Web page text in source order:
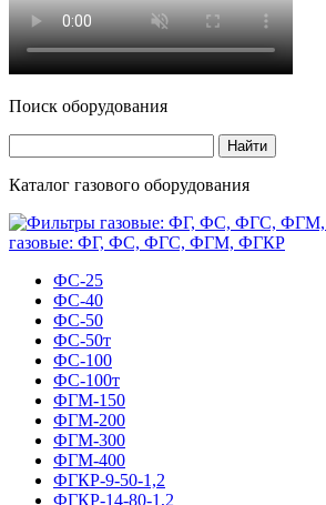
Поиск оборудования
Каталог газового оборудования
газовые: ФГ, ФС, ФГС, ФГМ, ФГКР
ФС-25
ФС-40
ФС-50
ФС-50т
ФС-100
ФС-100т
ФГМ-150
ФГМ-200
ФГМ-300
ФГМ-400
ФГКР-9-50-1,2
ФГКР-14-80-1,2